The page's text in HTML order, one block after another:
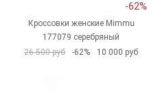
-62%
Кроссовки женские Mimmu
177079 серебряный
26 500 руб
-62% 10 000 руб